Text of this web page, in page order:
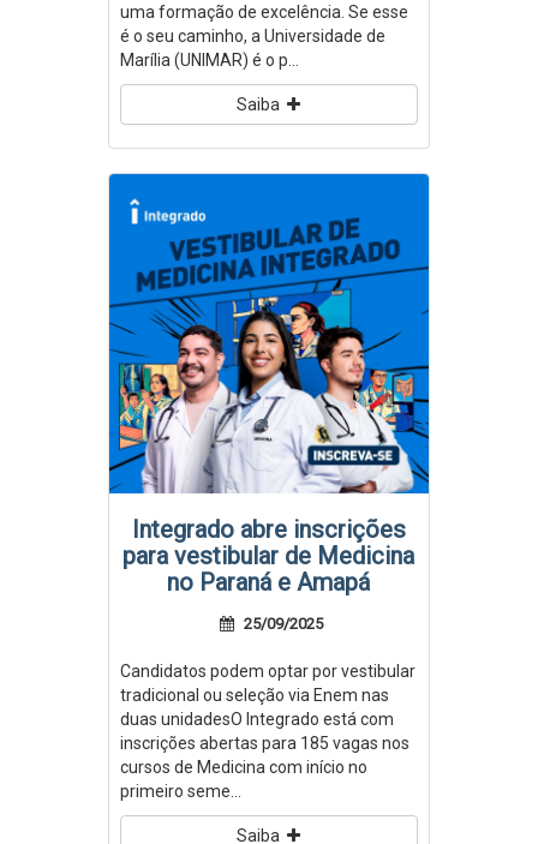
uma formação de excelência. Se esse
é o seu caminho, a Universidade de
Marília (UNIMAR) é o p...
Saiba
Integrado abre inscrições
para vestibular de Medicina
no Paraná e Amapá
25/09/2025
Candidatos podem optar por vestibular
tradicional ou seleção via Enem nas
duas unidadesO Integrado está com
inscrições abertas para 185 vagas nos
cursos de Medicina com início no
primeiro seme...
Saiba